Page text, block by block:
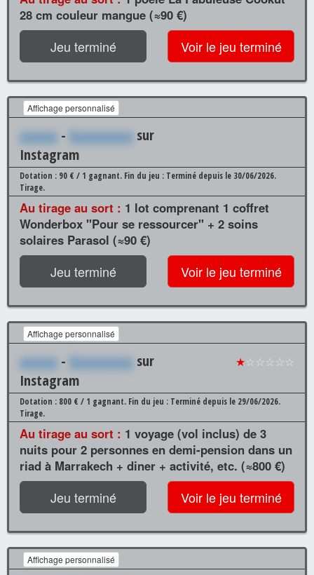
28 cm couleur mangue (≈90 €)
Jeu terminé Voir le jeu terminé
Affichage personnalisé
xxxxxx - Xxxxxxxxxx sur
Instagram
Dotation : 90 € / 1 gagnant. Fin du jeu : Terminé depuis le 30/06/2026.
Tirage.
Au tirage au sort : 1 lot comprenant 1 coffret
Wonderbox "Pour se ressourcer" + 2 soins
solaires Parasol (≈90 €)
Jeu terminé Voir le jeu terminé
Affichage personnalisé
xxxxxx - Xxxxxxxxxx sur
Instagram
★☆☆☆☆☆
Dotation : 800 € / 1 gagnant. Fin du jeu : Terminé depuis le 29/06/2026.
Tirage.
Au tirage au sort : 1 voyage (vol inclus) de 3
nuits pour 2 personnes en demi-pension dans un
riad à Marrakech + diner + activité, etc. (≈800 €)
Jeu terminé Voir le jeu terminé
Affichage personnalisé